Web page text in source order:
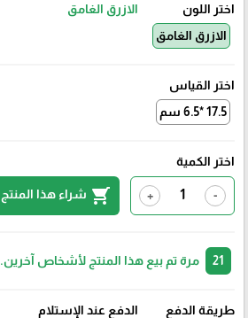
اختر اللون
الازرق الغامق
الازرق الغامق
اختر القياس
17.5 *6.5 سم
اختر الكمية
-
+
shopping_cart شراء هذا المنتج
مرة تم بيع هذا المنتج لأشخاص آخرين.
طريقة الدفع
الدفع عند الإستلام